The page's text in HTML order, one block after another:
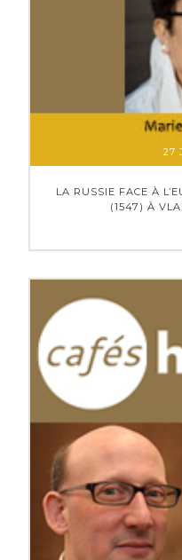
27
LA RUSSIE FACE À
(1547) À